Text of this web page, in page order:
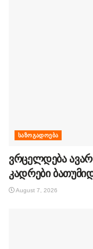
ᲡᲐᲖᲝᲒᲐᲓᲝᲔᲑᲐ
ვრცელდება
კადრები
August 7, 2026